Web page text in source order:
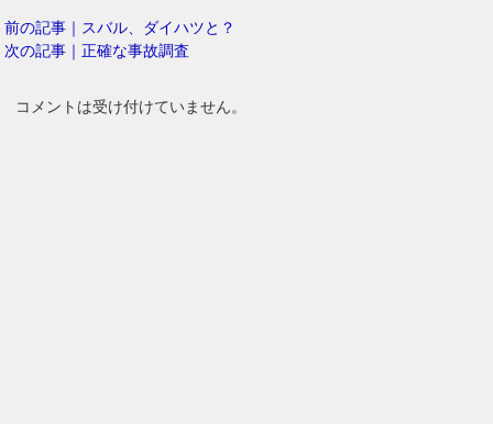
前の記事｜スバル、ダイハツと？
次の記事｜正確な事故調査
コメントは受け付けていません。